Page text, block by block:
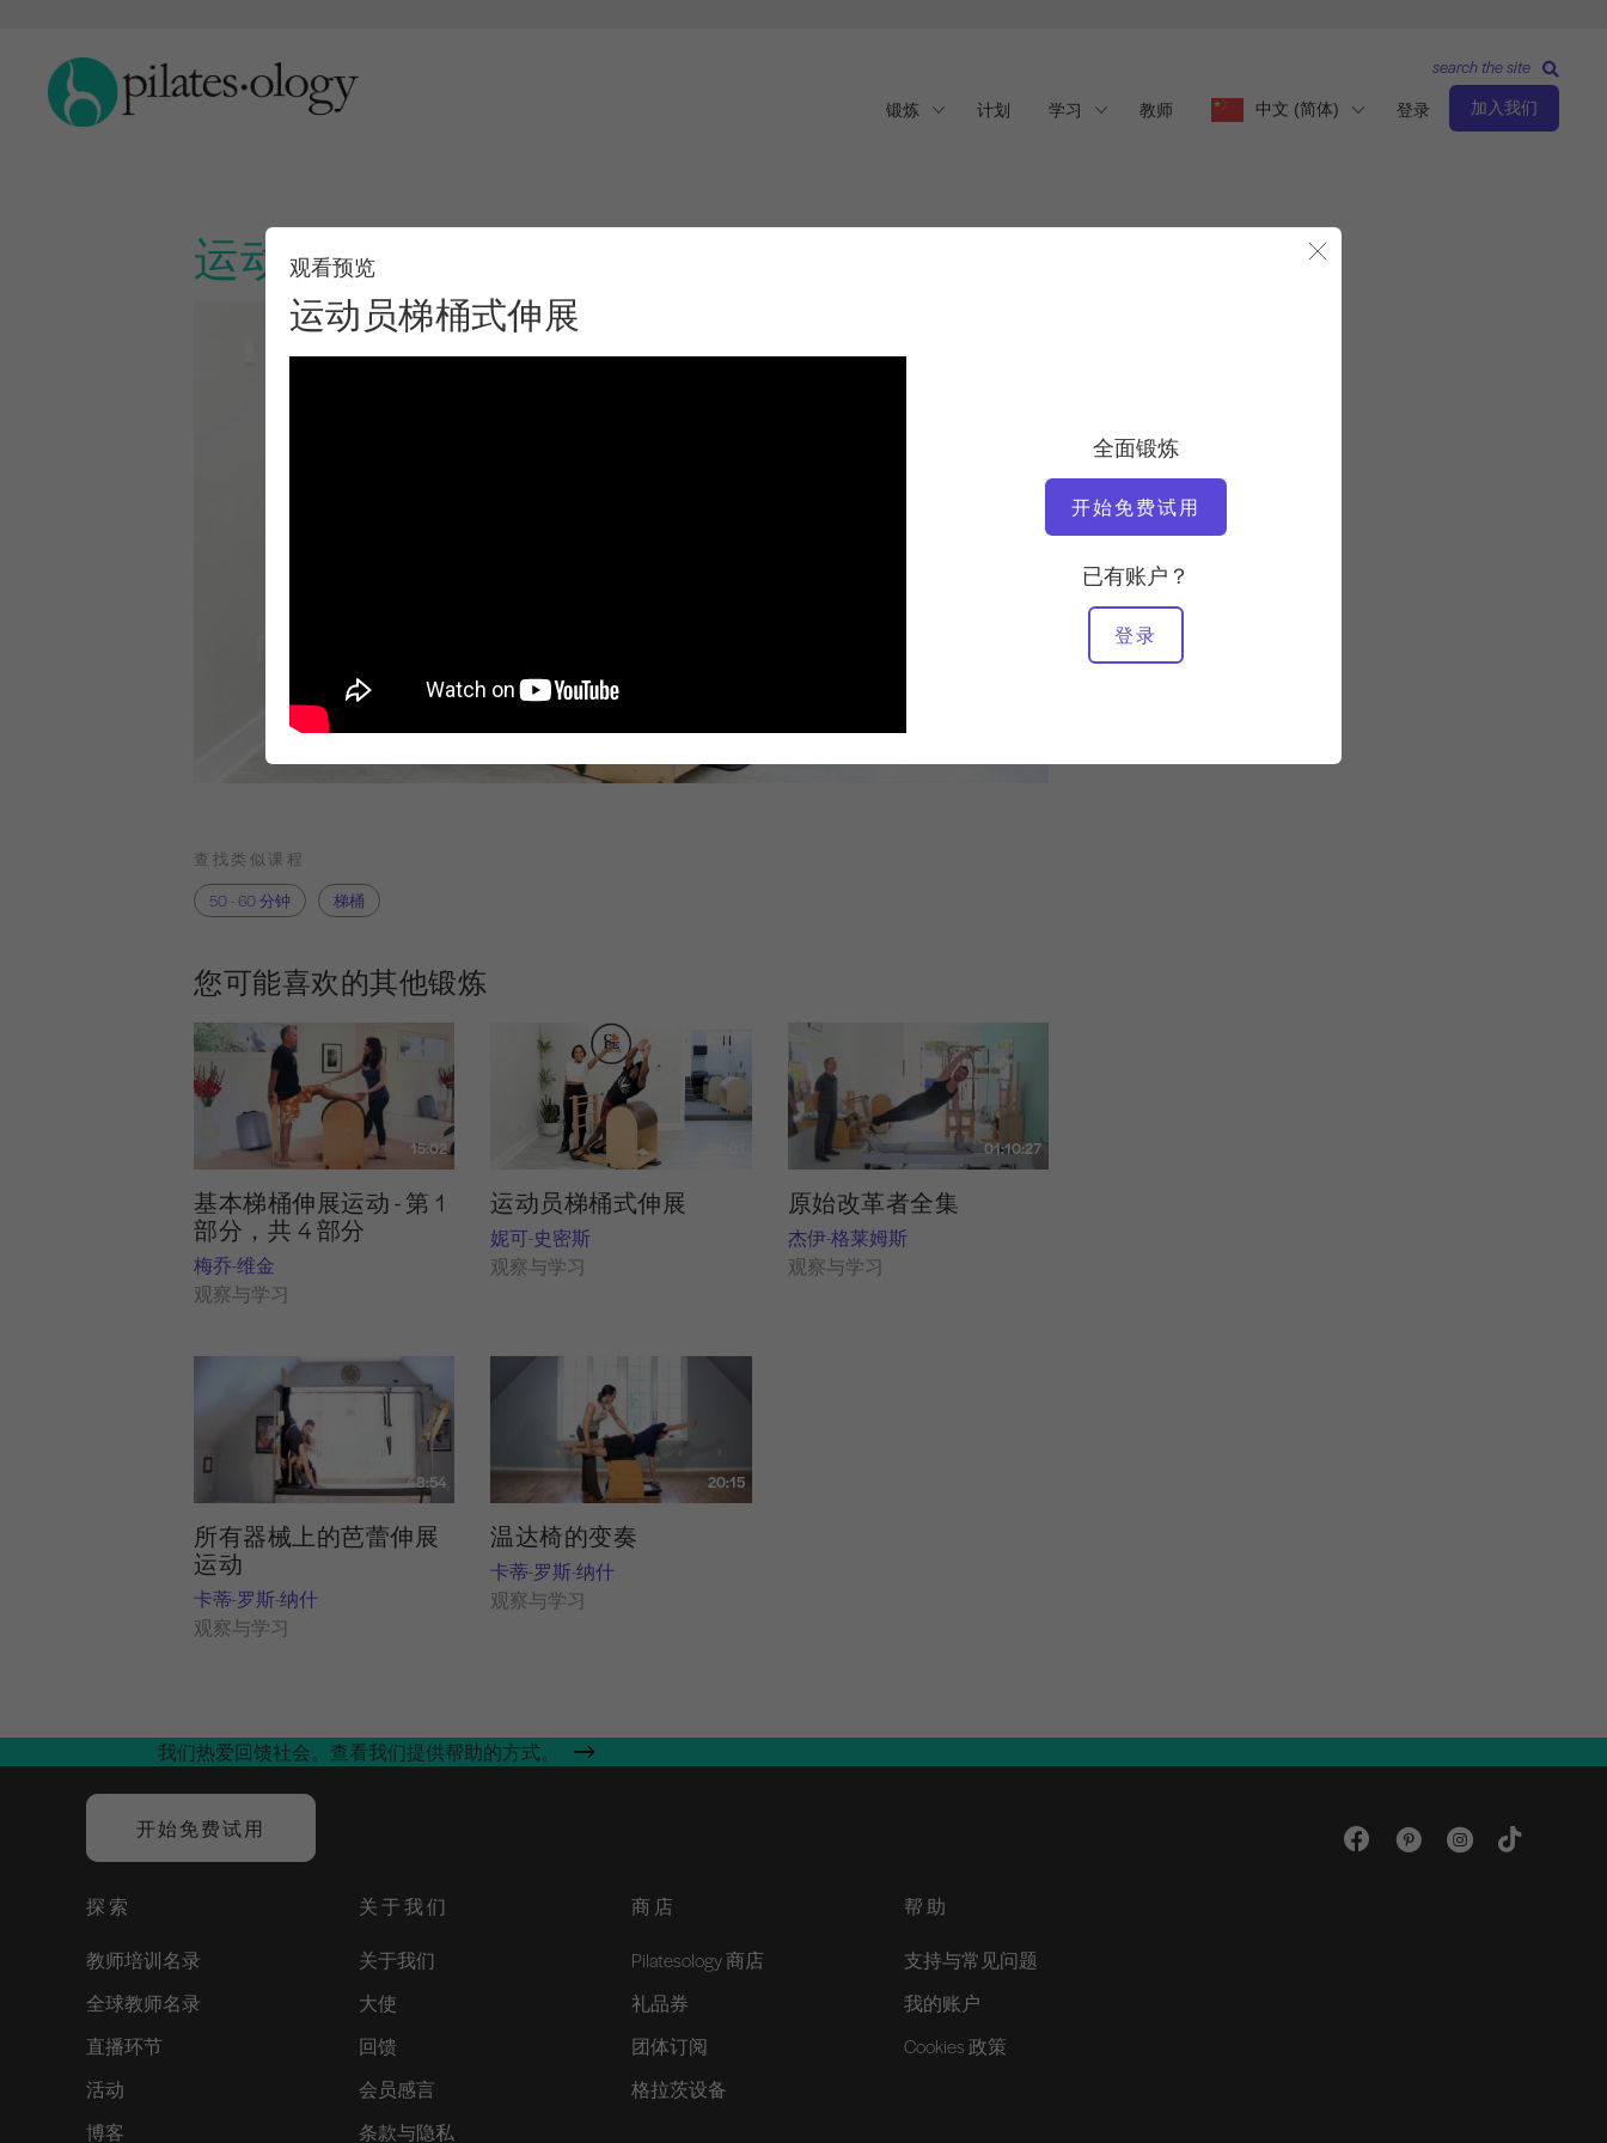
锻炼 计划 学习 教师 中文 (简体) 登录 加入我们
search the site
运动员梯桶式伸展
观看预览
运动员梯桶式伸展
全面锻炼
开始免费试用
已有账户？
登录
妮可-史密斯
视频时间
54:01
所需设备
梯桶
查找类似课程
50 - 60 分钟
梯桶
您可能喜欢的其他锻炼
15:02
基本梯桶伸展运动 - 第 1
部分，共 4 部分
梅乔-维金
观察与学习
运动员梯桶式伸展
妮可-史密斯
观察与学习
01:10:27
原始改革者全集
杰伊-格莱姆斯
观察与学习
48:54
所有器械上的芭蕾伸展
运动
卡蒂-罗斯-纳什
观察与学习
20:15
温达椅的变奏
卡蒂-罗斯-纳什
观察与学习
我们热爱回馈社会。查看我们提供帮助的方式。
开始免费试用
探索
教师培训名录
全球教师名录
直播环节
活动
博客
关于我们
关于我们
大使
回馈
会员感言
条款与隐私
商店
Pilatesology 商店
礼品券
团体订阅
格拉茨设备
帮助
支持与常见问题
我的账户
Cookies 政策